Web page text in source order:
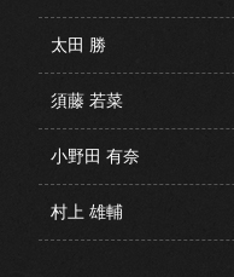
太田 勝
須藤 若菜
小野田 有奈
村上 雄輔